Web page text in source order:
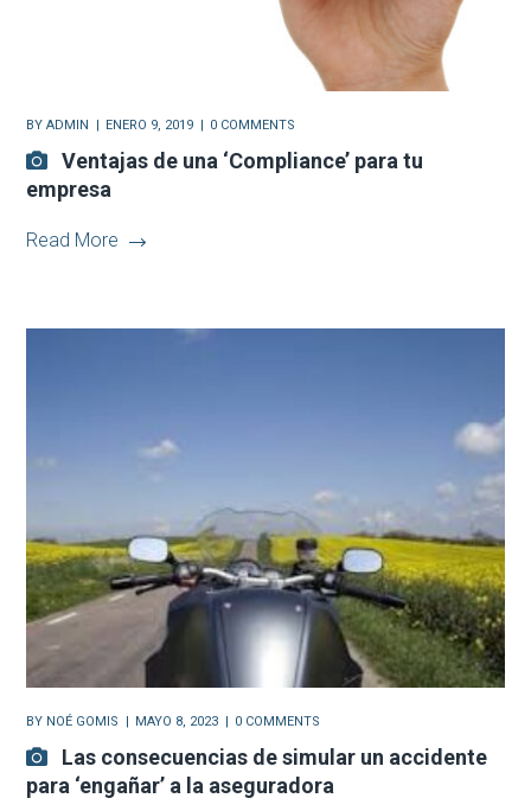
BYADMIN ENERO 9, 2019 0 COMMENTS
Ventajas de una ‘Compliance’ para tu
empresa
Read More
BY NOÉ GOMIS MAYO 8, 2023 0 COMMENTS
Las consecuencias de simular un accidente
para ‘engañar’ a la aseguradora